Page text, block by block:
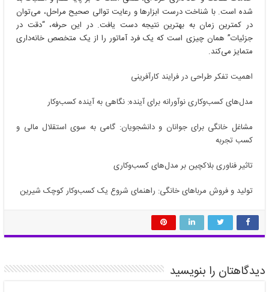
شده است. با شناخت درست ابزارها و رعایت توالی صحیح مراحل، می‌توان
در کمترین زمان به بهترین نتیجه دست یافت. در این حرفه، “دقت در
جزئیات” همان چیزی است که یک فرد آماتور را از یک متخصص خانه‌داری
متمایز می‌کند.
اهمیت تفکر طراحی در فرایند کارآفرینی
مدل‌های کسب‌وکاری نوآورانه برای آینده: نگاهی به آینده کسب‌وکار
مشاغل خانگی برای جوانان و دانشجویان: گامی به سوی استقلال مالی و
کسب تجربه
تاثیر فناوری بلاکچین بر مدل‌های کسب‌وکاری
تولید و فروش مرباهای خانگی: راهنمای شروع یک کسب‌وکار کوچک شیرین
دیدگاهتان را بنویسید